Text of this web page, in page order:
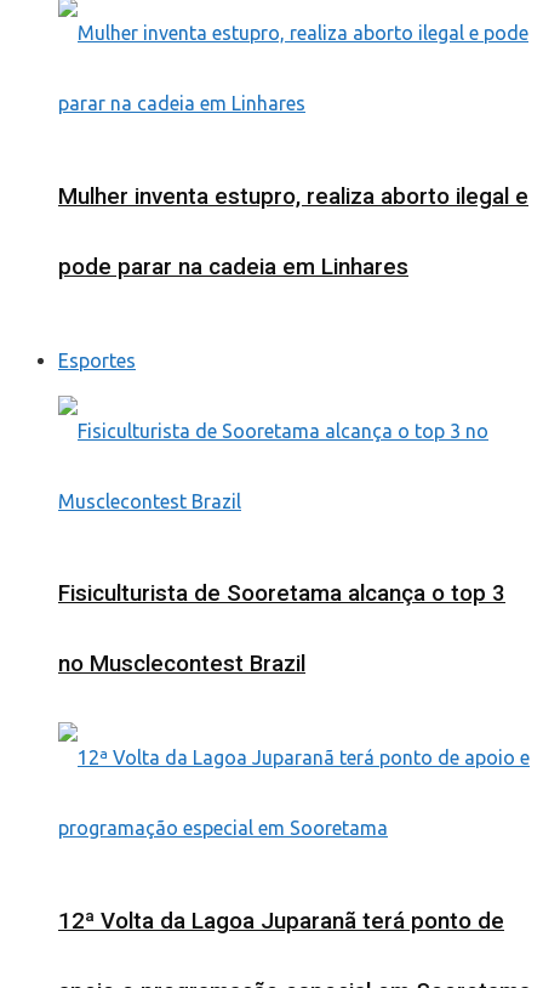
Mulher inventa estupro, realiza aborto ilegal e
pode parar na cadeia em Linhares
Esportes
Fisiculturista de Sooretama alcança o top 3
no Musclecontest Brazil
12ª Volta da Lagoa Juparanã terá ponto de